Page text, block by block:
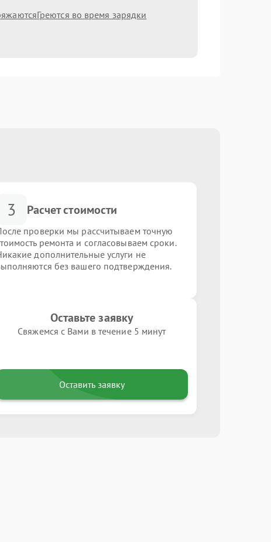
Греются во время зарядки
3 Расчет стоимости
проверки мы рассчитываем точную
ремонта и согласовываем сроки.
дополнительные услуги не
без вашего подтверждения.
Оставьте заявку
Свяжемся с Вами в течение 5 минут
Оставить заявку